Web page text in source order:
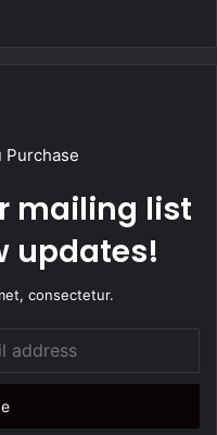
Purchase
mailing list
updates!
consectetur.